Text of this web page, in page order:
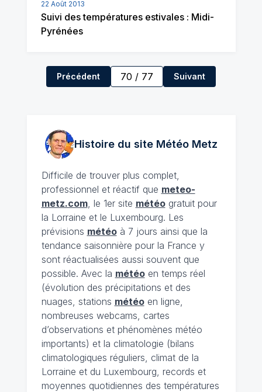
22 Août 2013
Suivi des températures estivales : Midi-
Pyrénées
Précédent 70 / 77 Suivant
Histoire du site MétéoMetz
Difficile de trouver plus complet,
professionnel et réactif que meteo-
metz.com, le 1er site météogratuit pour
la Lorraine et le Luxembourg. Les
prévisions météoà 7 jours ainsi que la
tendance saisonnière pour la France y
sont réactualisées aussi souvent que
possible. Avec la météoen temps réel
(évolution des précipitations et des
nuages, stations météoen ligne,
nombreuses webcams, cartes
d’observations et phénomènes météo
importants) et la climatologie (bilans
climatologiques réguliers, climat de la
Lorraine et du Luxembourg, records et
moyennes quotidiennes des températures